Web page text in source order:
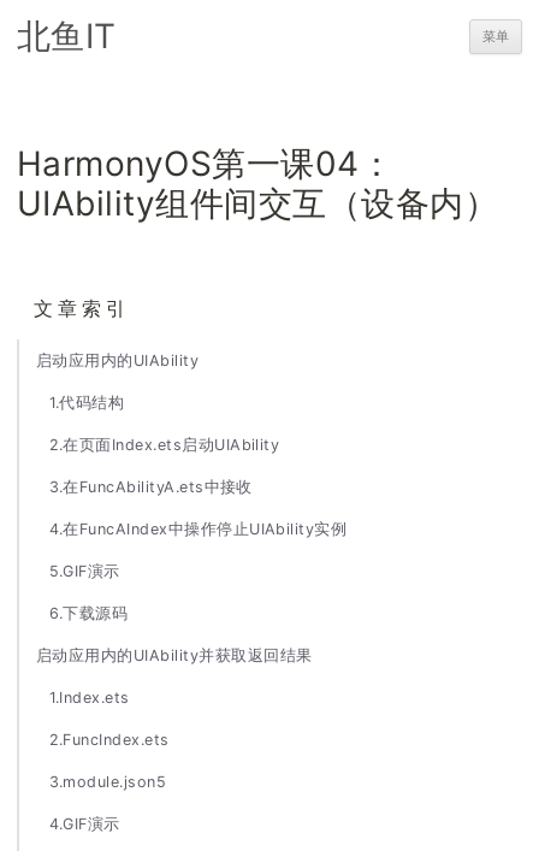
北鱼IT 菜单
HarmonyOS第一课04：
UIAbility组件间交互（设备内）
文章索引
启动应用内的UIAbility
1.代码结构
2.在页面Index.ets启动UIAbility
3.在FuncAbilityA.ets中接收
4.在FuncAIndex中操作停止UIAbility实例
5.GIF演示
6.下载源码
启动应用内的UIAbility并获取返回结果
1.Index.ets
2.FuncIndex.ets
3.module.json5
4.GIF演示